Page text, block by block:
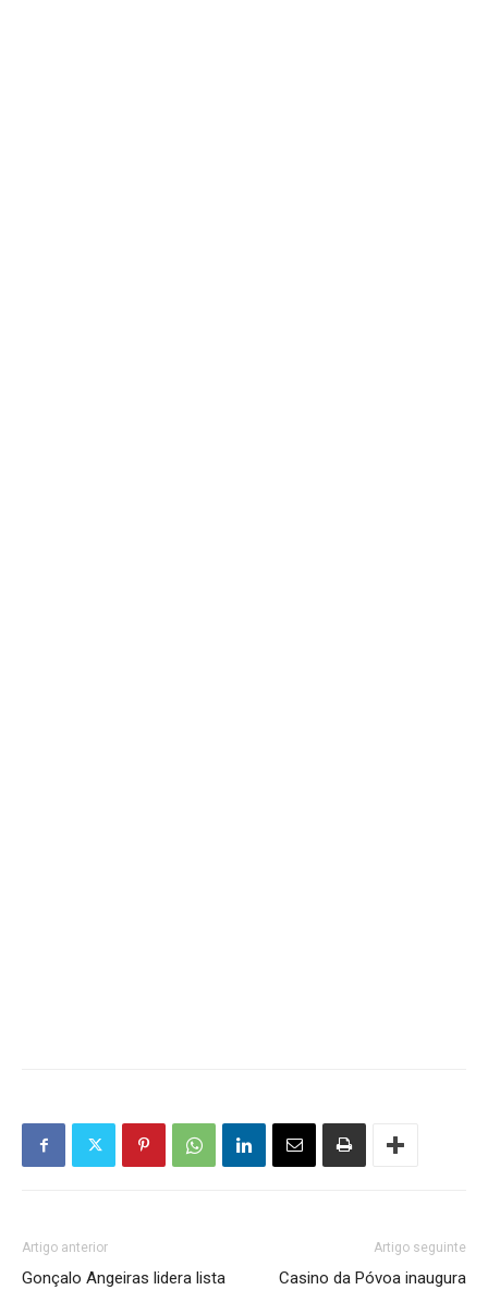
Artigo anterior
Gonçalo Angeiras lidera lista
Artigo seguinte
Casino da Póvoa inaugura